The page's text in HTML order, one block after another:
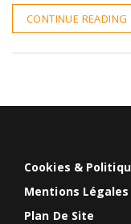
CONTINUE READING
Cookies &
Mentions Légales
Plan De Site